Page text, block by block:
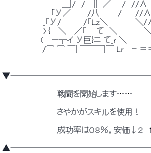
＿|/　/　 ||　／　　/　//∧　　　　　　
「У／　　　/八 　 　 /　　 //∧＼　　　
_「У/　　　　/「Ｌz＼　　　　　＼/∧/
) {　 ＼　 ／「 　 て　＼ 　 　 　 ＼
(　 ー┬イ У巨}ニ て_ｒ ＼　　　　　￣
/⌒ ⌒ ￣| ￣￣￣|￣ Lｒ 　ｰ ＝＝＝＝'’
戦闘を開始します……
さやかがスキルを使用！
成功率は０８％。安価↓２　